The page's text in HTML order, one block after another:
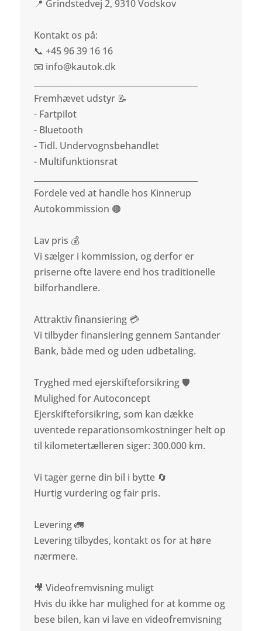
📍 Grindstedvej 2, 9310 Vodskov
Kontakt os på:
📞 +45 96 39 16 16
📧 info@kautok.dk
Fremhævet udstyr 📝
- Fartpilot
- Bluetooth
- Tidl. Undervognsbehandlet
- Multifunktionsrat
Fordele ved at handle hos Kinnerup
Autokommission 🟠
Lav pris 💰
Vi sælger i kommission, og derfor er
priserne ofte lavere end hos traditionelle
bilforhandlere.
Attraktiv finansiering 💳
Vi tilbyder finansiering gennem Santander
Bank, både med og uden udbetaling.
Tryghed med ejerskifteforsikring 🛡️
Mulighed for Autoconcept
Ejerskifteforsikring, som kan dække
uventede reparationsomkostninger helt op
til kilometertælleren siger: 300.000 km.
Vi tager gerne din bil i bytte 🔄
Hurtig vurdering og fair pris.
Levering 🚛
Levering tilbydes, kontakt os for at høre
nærmere.
🎥 Videofremvisning muligt
Hvis du ikke har mulighed for at komme og
bese bilen, kan vi lave en videofremvisning